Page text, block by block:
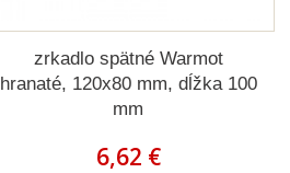
zrkadlo spätné Warmot
hranaté, 120x80 mm, dĺžka 100
mm
6,62 €